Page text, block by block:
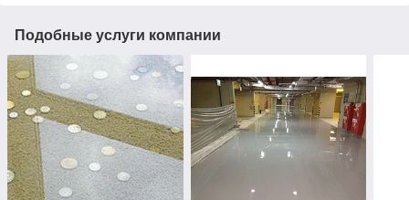
Подобные услуги компании